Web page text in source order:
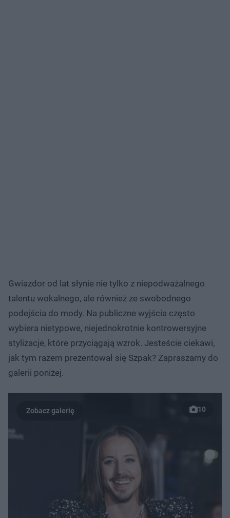
Gwiazdor od lat słynie nie tylko z niepodważalnego
talentu wokalnego, ale również ze swobodnego
podejścia do mody. Na publiczne wyjścia często
wybiera nietypowe, niejednokrotnie kontrowersyjne
stylizacje, które przyciągają wzrok. Jesteście ciekawi,
jak tym razem prezentował się Szpak? Zapraszamy do
galerii poniżej.
10